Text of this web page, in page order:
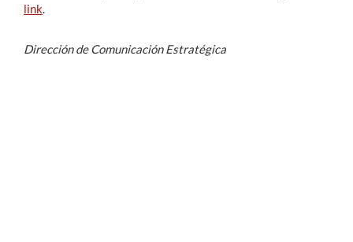
link
Dirección de Comunicación Estratégica